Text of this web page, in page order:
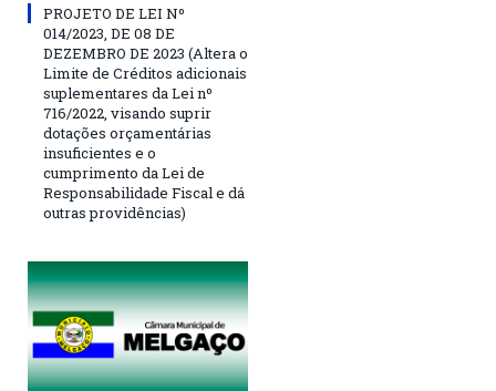
PROJETO DE LEI Nº
014/2023, DE 08 DE
DEZEMBRO DE 2023 (Altera o
Limite de Créditos adicionais
suplementares da Lei nº
716/2022, visando suprir
dotações orçamentárias
insuficientes e o
cumprimento da Lei de
Responsabilidade Fiscal e dá
outras providências)